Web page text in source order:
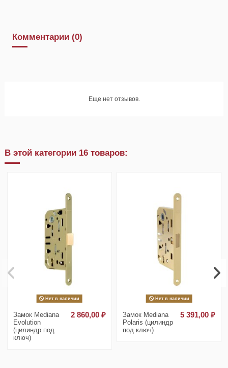
Комментарии (0)
Еще нет отзывов.
В этой категории 16 товаров:
Нет в наличии
Замок Mediana
Evolution
(цилиндр под
ключ)
2 860,00 ₽
Нет в наличии
Замок Mediana
Polaris (цилиндр
под ключ)
5 391,00 ₽